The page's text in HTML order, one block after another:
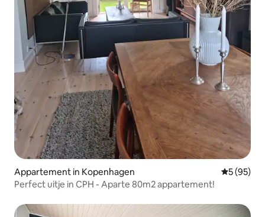
Appartement in Kopenhagen
5 (95)
Perfect uitje in CPH - Aparte 80m2 appartement!